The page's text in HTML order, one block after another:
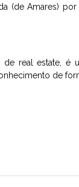
(de Amares)
de real estate, é
de